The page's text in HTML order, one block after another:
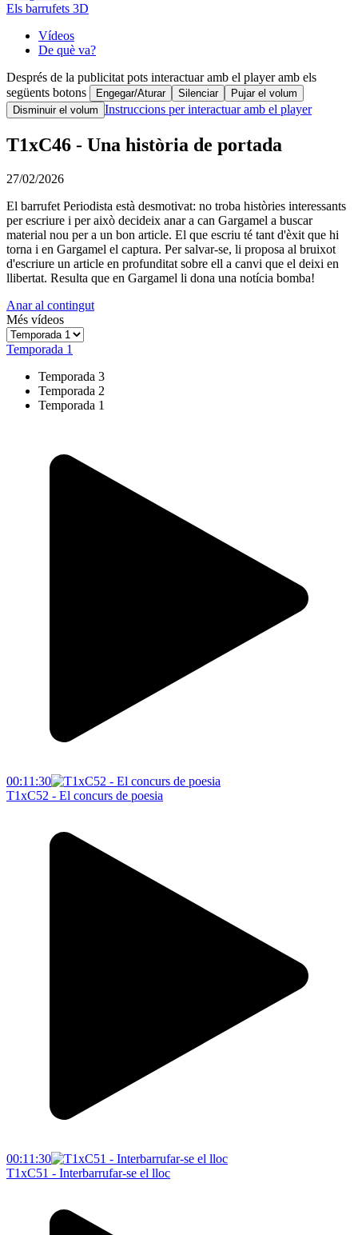
Els barrufets 3D
Vídeos
De què va?
Després de la publicitat pots interactuar amb el player amb els
següents botons
Engegar/Aturar Silenciar
Pujar el volum
Disminuir el volum Instruccions per interactuar amb el player
T1xC46 - Una història de portada
27/02/2026
El barrufet Periodista està desmotivat: no troba històries interessants
per escriure i per això decideix anar a can Gargamel a buscar
material nou per a un bon article. El que escriu té tant d'èxit que hi
torna i en Gargamel el captura. Per salvar-se, li proposa al bruixot
d'escriure un article en profunditat sobre ell a canvi que el deixi en
llibertat. Resulta que en Gargamel li dona una notícia bomba!
Anar al contingut
Més vídeos
Temporada 1
Temporada 3
Temporada 2
Temporada 1
00:11:30
T1xC52 - El concurs de poesia
00:11:30
T1xC51 - Interbarrufar-se el lloc